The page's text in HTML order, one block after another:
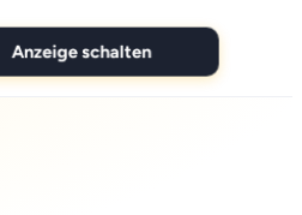
Anzeige schalten